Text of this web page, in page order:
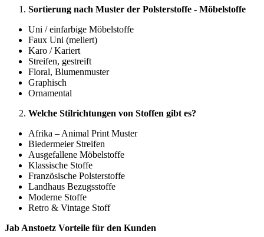
Sortierung nach Muster der Polsterstoffe - Möbelstoffe
Uni / einfarbige Möbelstoffe
Faux Uni (meliert)
Karo / Kariert
Streifen, gestreift
Floral, Blumenmuster
Graphisch
Ornamental
Welche Stilrichtungen von Stoffen gibt es?
Afrika – Animal Print Muster
Biedermeier Streifen
Ausgefallene Möbelstoffe
Klassische Stoffe
Französische Polsterstoffe
Landhaus Bezugsstoffe
Moderne Stoffe
Retro & Vintage Stoff
Jab Anstoetz Vorteile für den Kunden